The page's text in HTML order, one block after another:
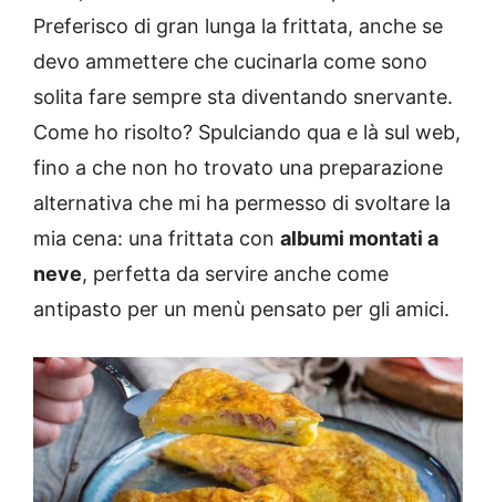
Preferisco di gran lunga la frittata, anche se
devo ammettere che cucinarla come sono
solita fare sempre sta diventando snervante.
Come ho risolto? Spulciando qua e là sul web,
fino a che non ho trovato una preparazione
alternativa che mi ha permesso di svoltare la
mia cena: una frittata con albumi montati a
neve, perfetta da servire anche come
antipasto per un menù pensato per gli amici.